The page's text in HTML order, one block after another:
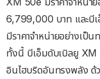
6,799,000 บาท และบี
มีราคาจำหน่ายอย่างเป็
ทั้งนี้ บีเอ็มดับเบิลยู
อินไฮบริดอันทรงพลัง ด้